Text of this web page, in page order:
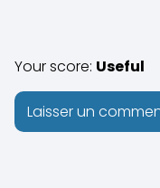
Your score: Useful